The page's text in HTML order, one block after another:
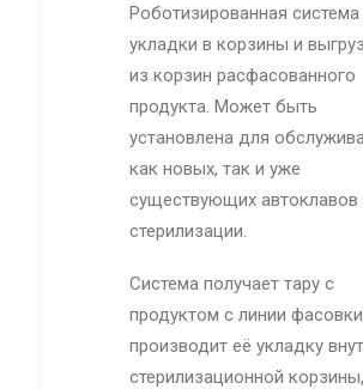
Роботизированная система
укладки в корзины и
из корзин расфасованного
продукта. Может быть
установлена для
как новых, так и уже
существующих автоклавов
стерилизации.
Система получает тару с
продуктом с линии
производит её укладку
стерилизационной корзины,